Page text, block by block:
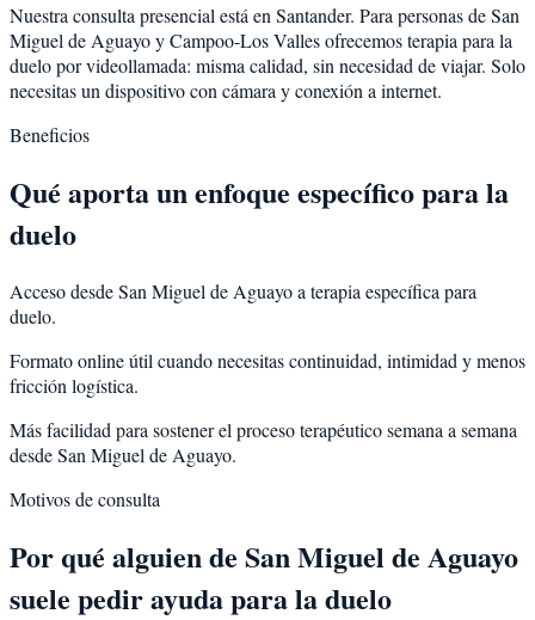
Nuestra consulta presencial está en Santander. Para personas deSan
Miguel de AguayoyCampoo-Los Vallesofrecemos terapia para la
duelopor videollamada: misma calidad, sin necesidad de viajar. Solo
necesitas un dispositivo con cámara y conexión a internet.
Beneficios
Qué aporta un enfoque específico para la
duelo
Acceso desde San Miguel de Aguayo a terapia específica para
duelo.
Formato online útil cuando necesitas continuidad, intimidad y menos
fricción logística.
Más facilidad para sostener el proceso terapéutico semana a semana
desde San Miguel de Aguayo.
Motivos de consulta
Por qué alguien de San Miguel de Aguayo
suele pedir ayuda para laduelo